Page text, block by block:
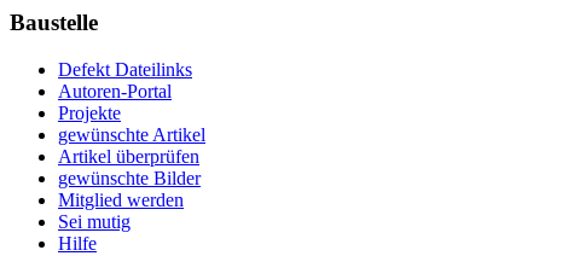
Baustelle
Defekt Dateilinks
Autoren-Portal
Projekte
gewünschte Artikel
Artikel überprüfen
gewünschte Bilder
Mitglied werden
Sei mutig
Hilfe